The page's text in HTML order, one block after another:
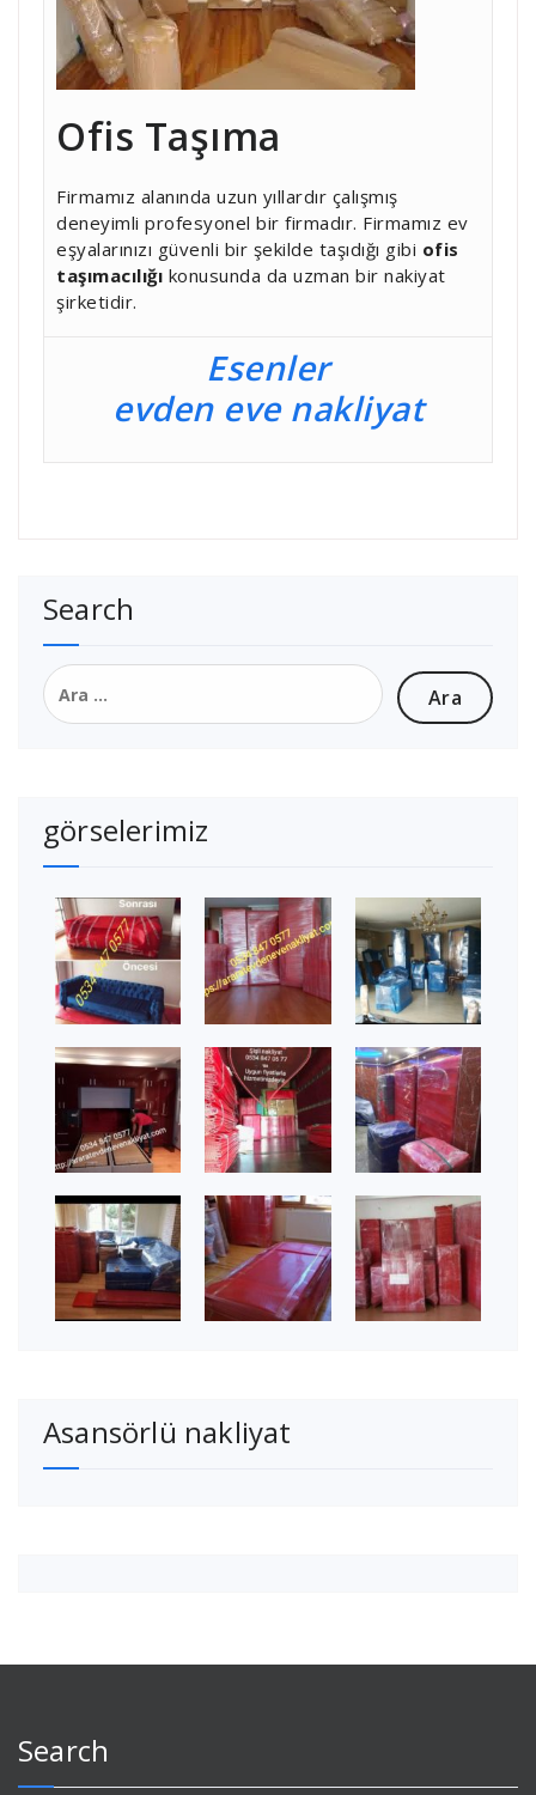
Ofis Taşıma
Firmamız alanında uzun yıllardır çalışmış
deneyimli profesyonel bir firmadır. Firmamız ev
eşyalarınızı güvenli bir şekilde taşıdığı gibi ofis
taşımacılığı konusunda da uzman bir nakiyat
şirketidir.
Esenler
evden eve nakliyat
Search
Arama:
görselerimiz
Asansörlü nakliyat
Search